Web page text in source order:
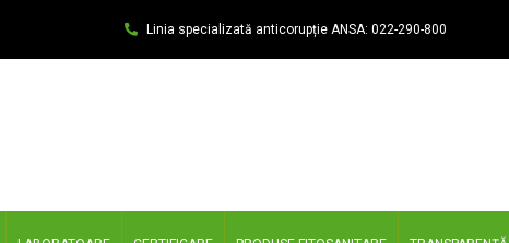
Linia specializată anticorupție ANSA: 022-290-800